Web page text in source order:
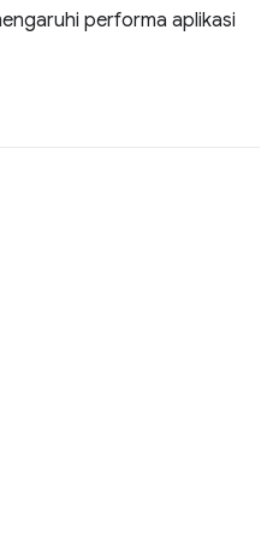
performa aplikasi